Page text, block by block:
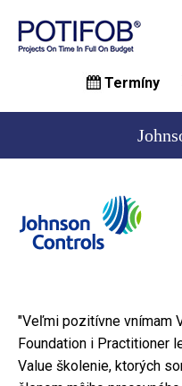
hlavný
Termíny
"Veľmi pozitívne vnímam
Foundation i Practitioner
Value školenie, ktorých